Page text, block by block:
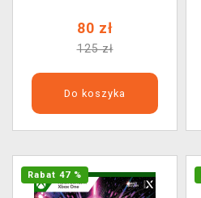
80 zł
125 zł
Do koszyka
Rabat 47 %